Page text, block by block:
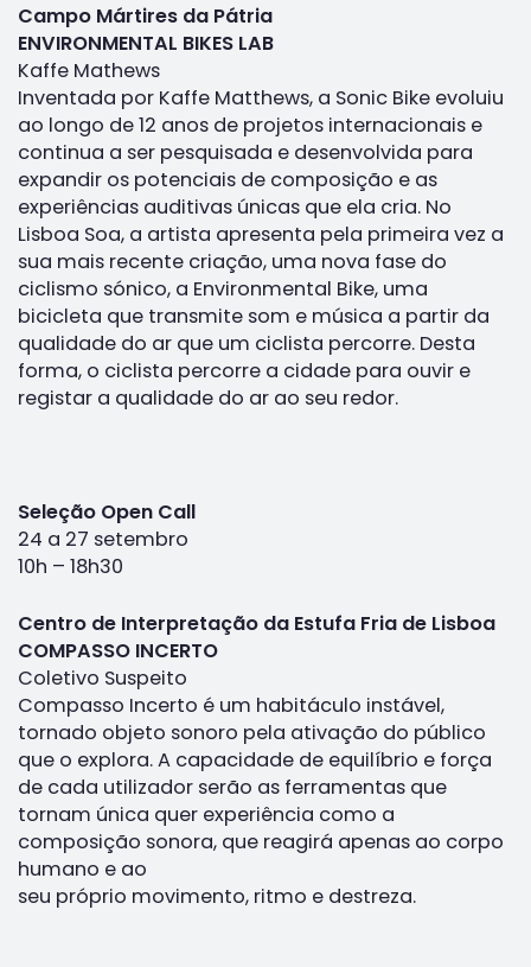
Campo Mártires da Pátria
ENVIRONMENTAL BIKES LAB
Kaffe Mathews
Inventada por Kaffe Matthews, a Sonic Bike evoluiu
ao longo de 12 anos de projetos internacionais e
continua a ser pesquisada e desenvolvida para
expandir os potenciais de composição e as
experiências auditivas únicas que ela cria. No
Lisboa Soa, a artista apresenta pela primeira vez a
sua mais recente criação, uma nova fase do
ciclismo sónico, a Environmental Bike, uma
bicicleta que transmite som e música a partir da
qualidade do ar que um ciclista percorre. Desta
forma, o ciclista percorre a cidade para ouvir e
registar a qualidade do ar ao seu redor.
Seleção Open Call
24 a 27 setembro
10h – 18h30
Centro de Interpretação da Estufa Fria de Lisboa
COMPASSO INCERTO
Coletivo Suspeito
Compasso Incerto é um habitáculo instável,
tornado objeto sonoro pela ativação do público
que o explora. A capacidade de equilíbrio e força
de cada utilizador serão as ferramentas que
tornam única quer experiência como a
composição sonora, que reagirá apenas ao corpo
humano e ao
seu próprio movimento, ritmo e destreza.